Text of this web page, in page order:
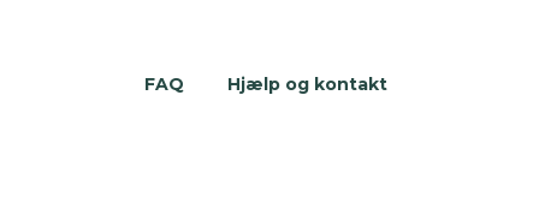
FAQ Hjælp og kontakt